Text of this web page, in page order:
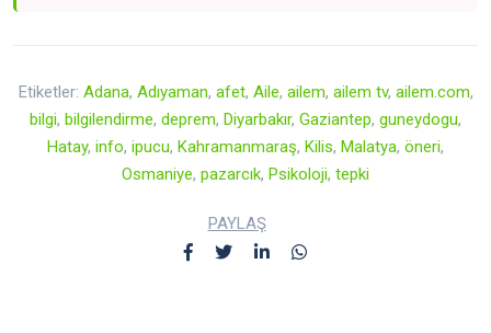
Etiketler: Adana, Adıyaman, afet, Aile, ailem, ailem tv, ailem.com,
bilgi, bilgilendirme, deprem, Diyarbakır, Gaziantep, guneydogu,
Hatay, info, ipucu, Kahramanmaraş, Kilis, Malatya, öneri,
Osmaniye, pazarcık, Psikoloji, tepki
PAYLAŞ